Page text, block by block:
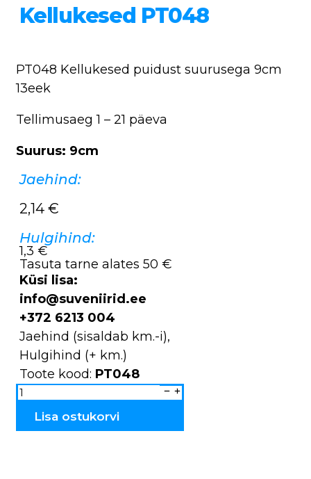
Kellukesed PT048
PT048 Kellukesed puidust suurusega 9cm
13eek
Tellimusaeg 1 – 21 päeva
Suurus: 9cm
Jaehind:
2,14 €
Hulgihind:
1,3 €
Tasuta tarne alates 50 €
Küsi lisa:
info@suveniirid.ee
+372 6213 004
Jaehind (sisaldab km.-i),
Hulgihind (+ km.)
Toote kood: PT048
Pooltooted
puidust
kellukesed
Lisa ostukorvi